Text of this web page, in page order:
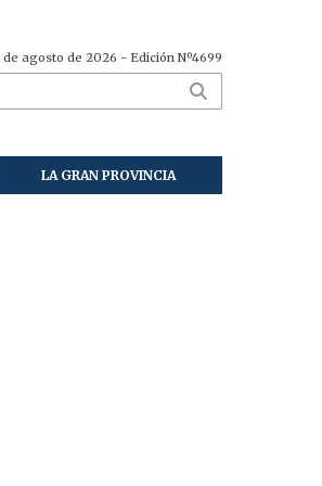
de agosto de 2026 - Edición Nº4699
LA GRAN PROVINCIA